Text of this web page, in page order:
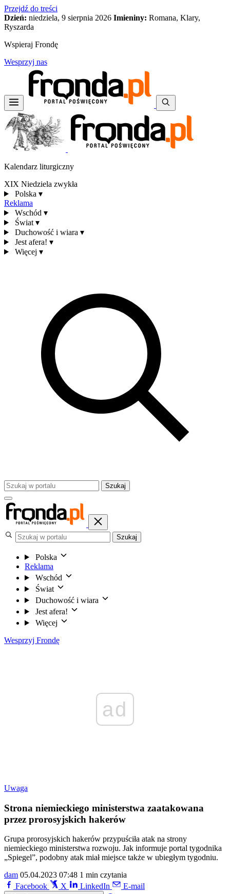
Przejdź do treści
Dzień: niedziela, 9 sierpnia 2026 Imieniny: Romana, Klary,
Ryszarda
Wspieraj Frondę
Wesprzyj nas
Kalendarz liturgiczny
XIX Niedziela zwykła
Polska ▾
Reklama
Wschód ▾
Świat ▾
Duchowość i wiara ▾
Jest afera! ▾
Więcej ▾
Szukaj
Szukaj
Polska
Reklama
Wschód
Świat
Duchowość i wiara
Jest afera!
Więcej
Wesprzyj Frondę
ad
Uwaga
Strona niemieckiego ministerstwa zaatakowana
przez prorosyjskich hakerów
Grupa prorosyjskich hakerów przypuściła atak na strony
niemieckiego ministerstwa rozwoju. Jak informuje portal tygodnika
„Spiegel”, podobny atak miał miejsce także w ubiegłym tygodniu.
dam 05.04.2023 07:48 1 min czytania
Facebook
X LinkedIn E-mail